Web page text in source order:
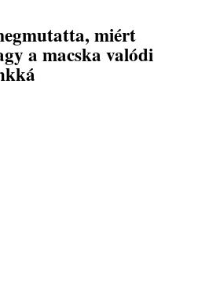
miért
a macska valódi